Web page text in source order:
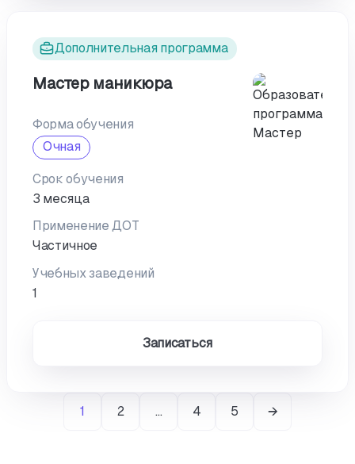
Дополнительная программа
Мастер маникюра
Форма обучения
Очная
Срок обучения
3 месяца
Применение ДОТ
Частичное
Учебных заведений
1
Записаться
1 2 … 4 5